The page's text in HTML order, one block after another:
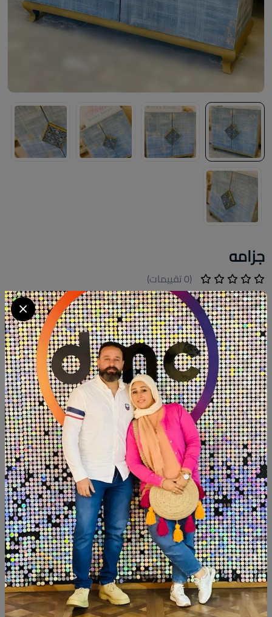
جزامه
(0 تقييمات)
ج.م 13000
جزامه خشب زان مسطحات ام دي اف اسباني دهانات:تشوك بينت
مقاس:١٢٠×٤٠سم ارتفاع:١٣٠ سم
كود المنتج: G025
التوافر:غير متاح
تصنيف:جزامات
شارك:
وصف
التقييمات (0)
جزامه خشب زان مسطحات ام دي اف اسباني دهانات:تشوك بينت
مقاس:١٢٠×٤٠سم ارتفاع:١٣٠ سم
منتجات شبيهة
خصم
خصم